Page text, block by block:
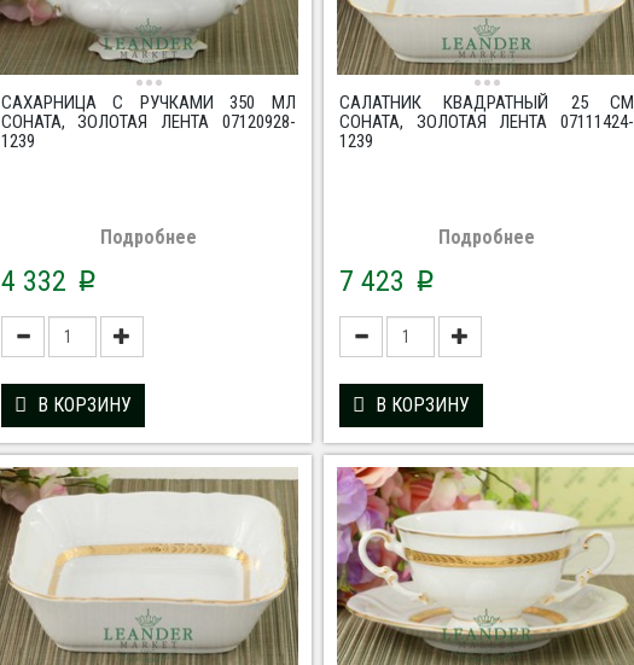
САХАРНИЦА С РУЧКАМИ 350 МЛ
СОНАТА, ЗОЛОТАЯ ЛЕНТА 07120928-
1239
Подробнее
4 332 p
В КОРЗИНУ
САЛАТНИК КВАДРАТНЫЙ 25 СМ
СОНАТА, ЗОЛОТАЯ ЛЕНТА 07111424-
1239
Подробнее
7 423 p
В КОРЗИНУ